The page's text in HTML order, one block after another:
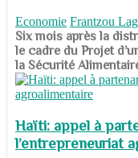
Economie Frantzou
​​​​​​​Six mois après la
le cadre du Projet
la Sécurité
Haïti: appel à
l’entrepreneuriat